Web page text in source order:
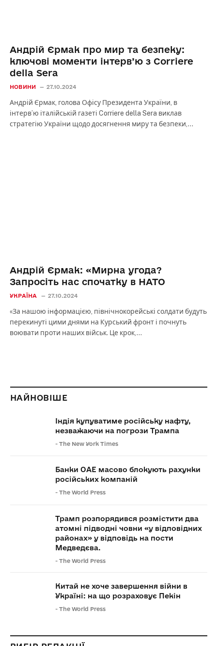
Андрій Єрмак про мир та безпеку:
ключові моменти інтерв’ю з Corriere
della Sera
НОВИНИ 27.10.2024
Андрій Єрмак, голова Офісу Президента України, в
інтерв’ю італійській газеті Corriere della Sera виклав
стратегію України щодо досягнення миру та безпеки,…
Андрій Єрмак: «Мирна угода?
Запросіть нас спочатку в НАТО
УКРАЇНА 27.10.2024
«За нашою інформацією, північнокорейські солдати будуть
перекинуті цими днями на Курський фронт і почнуть
воювати проти наших військ. Це крок,…
НАЙНОВІШЕ
Індія купуватиме російську нафту,
незважаючи на погрози Трампа
- The New York Times
Банки ОАЕ масово блокують рахунки
російських компаній
- The World Press
Трамп розпорядився розмістити два
атомні підводні човни «у відповідних
районах» у відповідь на пости
Медведєва.
- The World Press
Китай не хоче завершення війни в
Україні: на що розраховує Пекін
- The World Press